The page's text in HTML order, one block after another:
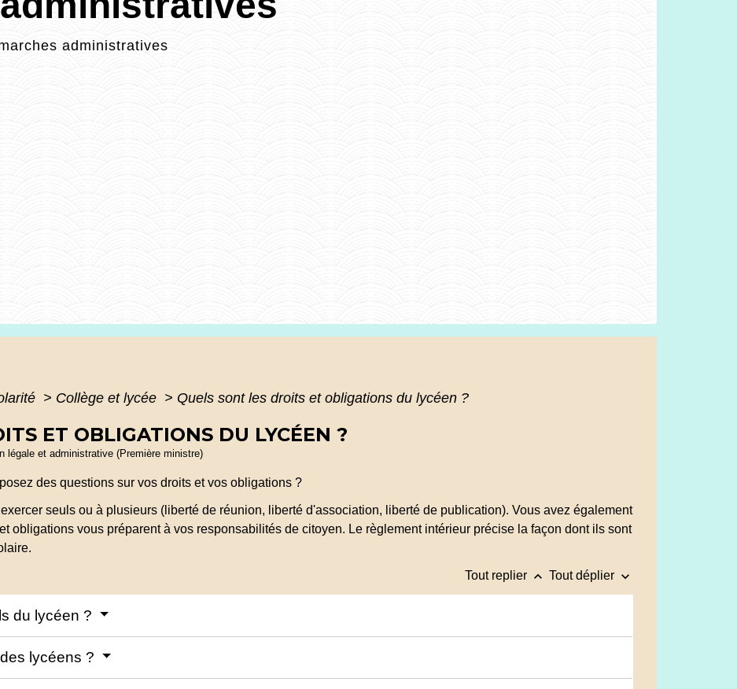
administratives
> Collège et lycée > Quels sont les droits et obligations du lycéen ?
ET OBLIGATIONS DU LYCÉEN ?
légale et administrative (Première ministre)
des questions sur vos droits et vos obligations ?
seuls ou à plusieurs (liberté de réunion, liberté d'association, liberté de publication). Vous avez également
obligations vous préparent à vos responsabilités de citoyen. Le règlement intérieur précise la façon dont ils sont
Tout replier keyboard_arrow_up Tout déplier keyboard_arrow_down
du lycéen ?
lycéens ?